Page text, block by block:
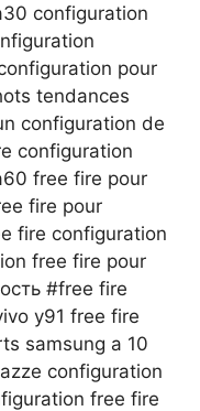
configuration
pour
tendances
configuration de
configuration
free fire pour
fire pour
fire configuration
free fire pour
#free​​​ fire
y91 free fire
samsung a 10
configuration
free fire